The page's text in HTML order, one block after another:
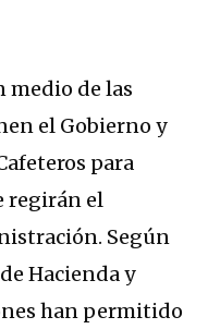
medio de las
el Gobierno y
para
regirán el
Según
Hacienda y
han permitido